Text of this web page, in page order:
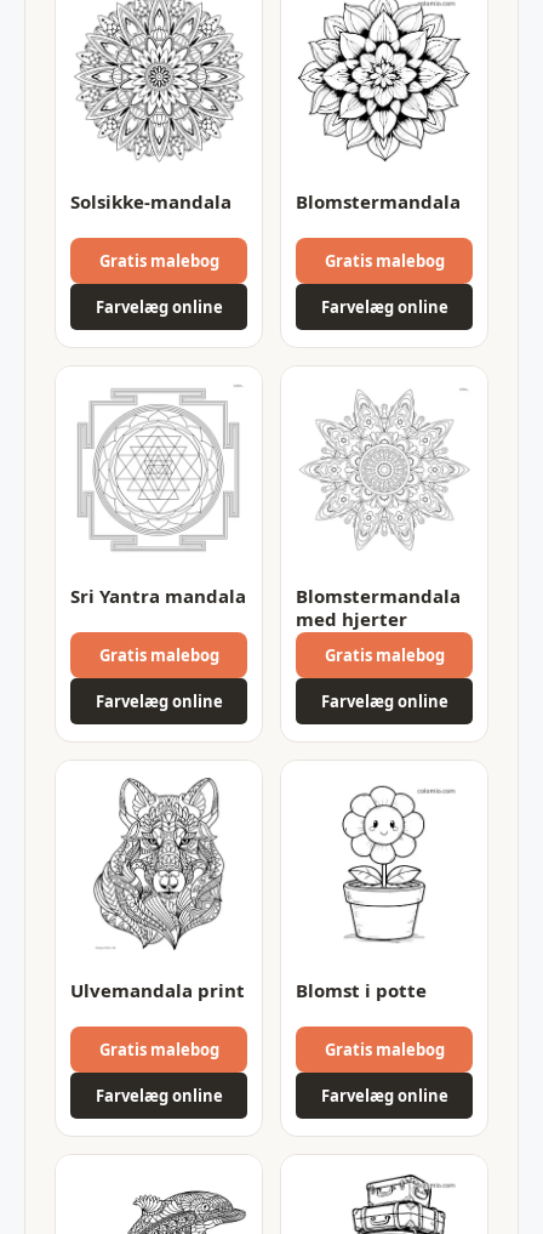
Solsikke-mandala
Gratis malebog
Farvelæg online
Blomstermandala
Gratis malebog
Farvelæg online
Sri Yantra mandala
Gratis malebog
Farvelæg online
Blomstermandala
med hjerter
Gratis malebog
Farvelæg online
Ulvemandala print
Gratis malebog
Farvelæg online
Blomst i potte
Gratis malebog
Farvelæg online